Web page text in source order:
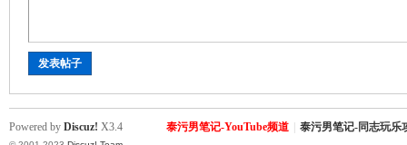
发表帖子
泰污男笔记-YouTube频道 泰污男笔记-同志玩乐
Powered by Discuz! X3.4